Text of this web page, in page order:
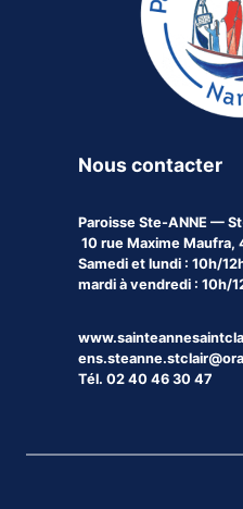
Nous contacter
Paroisse Ste-ANNE —
10 rue Maxime Maufra,
Samedi et lundi : 10h/
mardi à vendredi : 10h/
Tél. 02 40 46 30 47